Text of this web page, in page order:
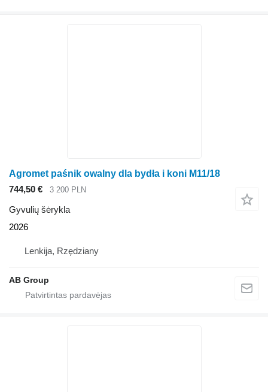
Agromet paśnik owalny dla bydła i koni M11/18
744,50 €
3 200 PLN
Gyvulių šėrykla
2026
Lenkija, Rzędziany
AB Group